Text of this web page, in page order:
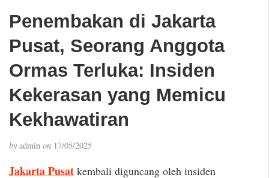
Penembakan di Jakarta
Pusat, Seorang Anggota
Ormas Terluka: Insiden
Kekerasan yang Memicu
Kekhawatiran
by admin on 17/05/2025
Jakarta Pusat kembali diguncang oleh insiden